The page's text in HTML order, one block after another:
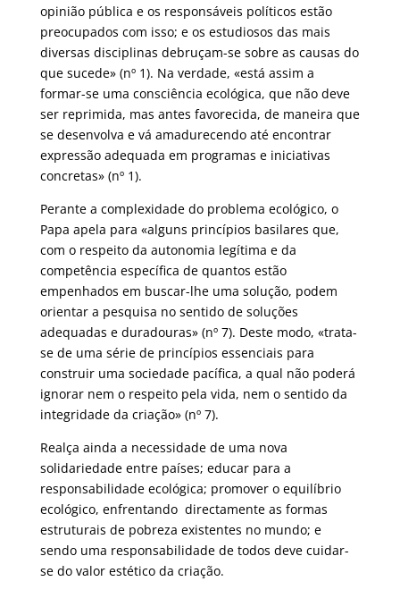
opinião pública e os responsáveis políticos estão
preocupados com isso; e os estudiosos das mais
diversas disciplinas debruçam-se sobre as causas do
que sucede» (nº 1). Na verdade, «está assim a
formar-se uma consciência ecológica, que não deve
ser reprimida, mas antes favorecida, de maneira que
se desenvolva e vá amadurecendo até encontrar
expressão adequada em programas e iniciativas
concretas» (nº 1).
Perante a complexidade do problema ecológico, o
Papa apela para «alguns princípios basilares que,
com o respeito da autonomia legítima e da
competência específica de quantos estão
empenhados em buscar-lhe uma solução, podem
orientar a pesquisa no sentido de soluções
adequadas e duradouras» (nº 7). Deste modo, «trata-
se de uma série de princípios essenciais para
construir uma sociedade pacífica, a qual não poderá
ignorar nem o respeito pela vida, nem o sentido da
integridade da criação» (nº 7).
Realça ainda a necessidade de uma nova
solidariedade entre países; educar para a
responsabilidade ecológica; promover o equilíbrio
ecológico, enfrentando directamente as formas
estruturais de pobreza existentes no mundo; e
sendo uma responsabilidade de todos deve cuidar-
se do valor estético da criação.